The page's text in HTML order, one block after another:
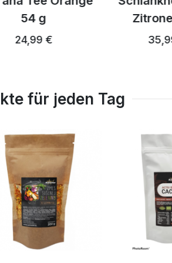
Zitrone 98 g
35,99 € 34,29 €
für jeden Tag